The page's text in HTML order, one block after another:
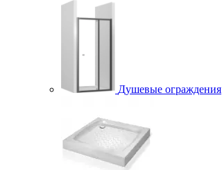
Душевые ограждения